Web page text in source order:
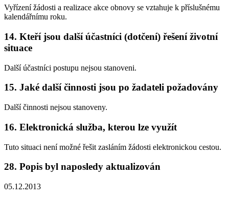
Vyřízení žádosti a realizace akce obnovy se vztahuje k příslušnému
kalendářnímu roku.
14. Kteří jsou další účastníci (dotčení) řešení životní
situace
Další účastníci postupu nejsou stanoveni.
15. Jaké další činnosti jsou po žadateli požadovány
Další činnosti nejsou stanoveny.
16. Elektronická služba, kterou lze využít
Tuto situaci není možné řešit zasláním žádosti elektronickou cestou.
28. Popis byl naposledy aktualizován
05.12.2013